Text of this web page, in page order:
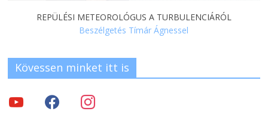
REPÜLÉSI METEOROLÓGUS A TURBULENCIÁRÓL
Beszélgetés Tímár Ágnessel
Kövessen minket itt is